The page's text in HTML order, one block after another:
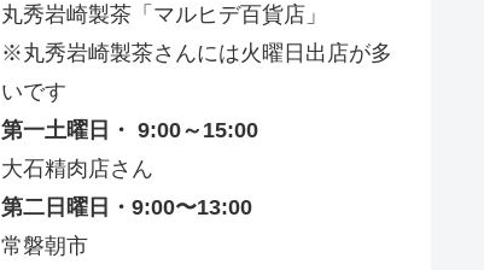
丸秀岩崎製茶「マルヒデ百貨店」
※丸秀岩崎製茶さんには火曜日出店が多
いです
第一土曜日・ 9:00～15:00
大石精肉店さん
第二日曜日・9:00〜13:00
常磐朝市